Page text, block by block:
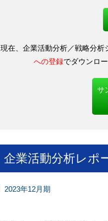
現在、企業活動分析／戦略分析
への登録でダウンロ
サ
企業活動分析レポ
2023年12月期